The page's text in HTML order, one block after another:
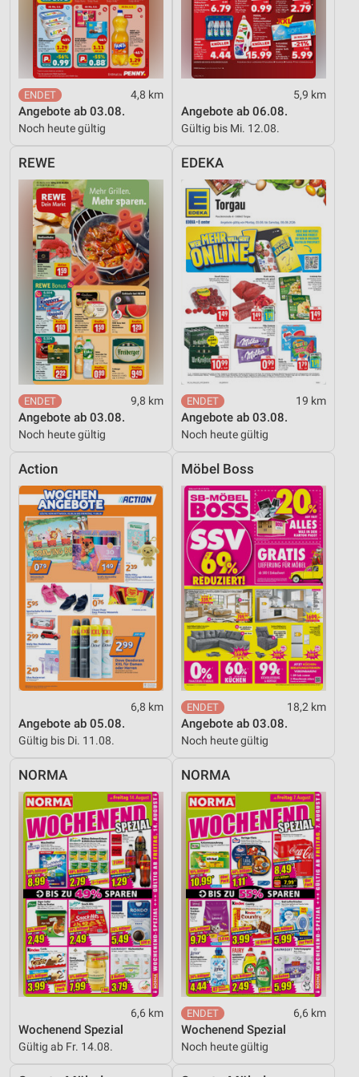
4,8 km
Angebote ab 03.08.
Noch heute gültig
5,9 km
Angebote ab 06.08.
Gültig bis Mi. 12.08.
REWE
9,8 km
Angebote ab 03.08.
Noch heute gültig
EDEKA
19 km
Angebote ab 03.08.
Noch heute gültig
Action
6,8 km
Angebote ab 05.08.
Gültig bis Di. 11.08.
Möbel Boss
18,2 km
Angebote ab 03.08.
Noch heute gültig
NORMA
6,6 km
Wochenend Spezial
Gültig ab Fr. 14.08.
NORMA
6,6 km
Wochenend Spezial
Noch heute gültig
Entwicklung und Verbesserung der Angebote
Verwendung reduzierter Daten zur Auswahl von
Inhalten
IAB-Besonderheiten:
Verwendung genauer Standortdaten
Informationen identifizieren
Nicht-IAB-Verarbeitungszwecke:
Notwendig
Performance
Funktional
Werbung